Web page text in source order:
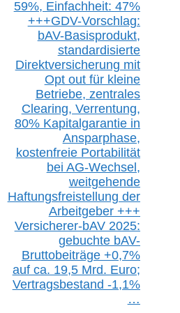
59%, Einfachheit: 47%
+++GDV-Vorschlag:
bAV-Basisprodukt,
standardisierte
Direktversicherung mit
Opt outfür kleine
Betriebe, zentrales
Clearing, Verrentung,
80% Kapitalgarantie in
Ansparphase,
kostenfreie Portabilität
bei AG-Wechsel,
weitgehende
Haftungsfreistellung der
Arbeitgeber +++
Versicherer-bAV2025:
gebuchte bAV-
Bruttobeiträge +0,7%
auf ca. 19,5 Mrd. Euro;
Vertragsbestand -1,1%
…